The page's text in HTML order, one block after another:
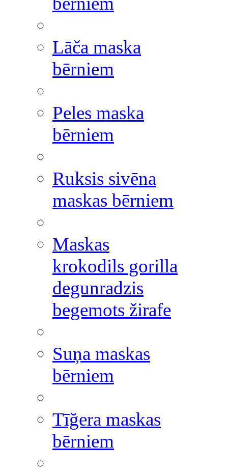
Lāča maska
bērniem
Peles maska
bērniem
Ruksis sivēna
maskas bērniem
Maskas
krokodils gorilla
degunradzis
begemots žirafe
Suņa maskas
bērniem
Tīğera maskas
bērniem